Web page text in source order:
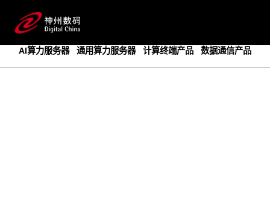
AI算力服务器
通用算力服务器 计算终端产品 数据通信产品